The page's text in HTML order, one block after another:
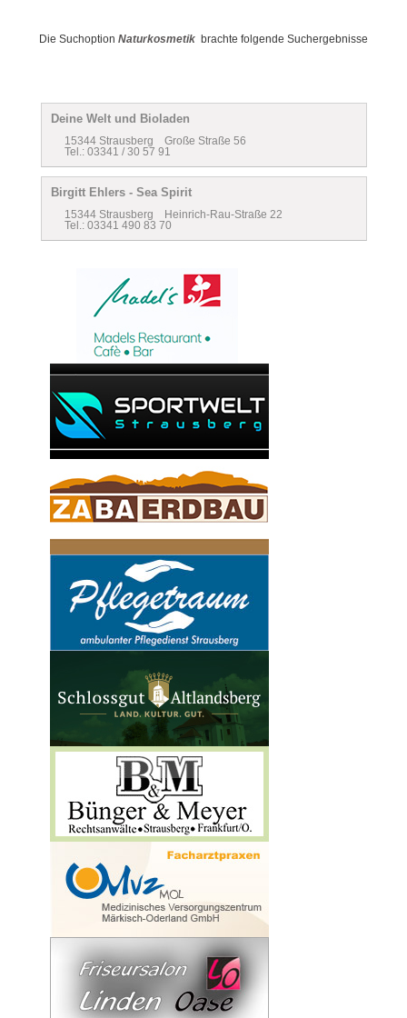
Die Suchoption Naturkosmetik brachte folgende Suchergebnisse
Deine Welt und Bioladen
15344 Strausberg Große Straße 56
Tel.: 03341 / 30 57 91
Birgitt Ehlers - Sea Spirit
15344 Strausberg Heinrich-Rau-Straße 22
Tel.: 03341 490 83 70